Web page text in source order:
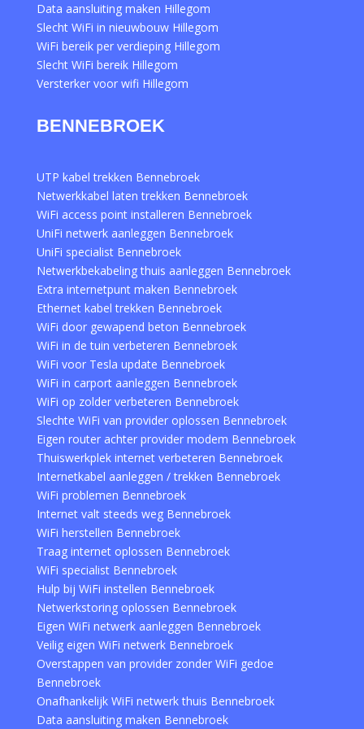
Data aansluiting maken Hillegom
Slecht WiFi in nieuwbouw Hillegom
WiFi bereik per verdieping Hillegom
Slecht WiFi bereik Hillegom
Versterker voor wifi Hillegom
BENNEBROEK
UTP kabel trekken Bennebroek
Netwerkkabel laten trekken Bennebroek
WiFi access point installeren Bennebroek
UniFi netwerk aanleggen Bennebroek
UniFi specialist Bennebroek
Netwerkbekabeling thuis aanleggen Bennebroek
Extra internetpunt maken Bennebroek
Ethernet kabel trekken Bennebroek
WiFi door gewapend beton Bennebroek
WiFi in de tuin verbeteren Bennebroek
WiFi voor Tesla update Bennebroek
WiFi in carport aanleggen Bennebroek
WiFi op zolder verbeteren Bennebroek
Slechte WiFi van provider oplossen Bennebroek
Eigen router achter provider modem Bennebroek
Thuiswerkplek internet verbeteren Bennebroek
Internetkabel aanleggen / trekken Bennebroek
WiFi problemen Bennebroek
Internet valt steeds weg Bennebroek
WiFi herstellen Bennebroek
Traag internet oplossen Bennebroek
WiFi specialist Bennebroek
Hulp bij WiFi instellen Bennebroek
Netwerkstoring oplossen Bennebroek
Eigen WiFi netwerk aanleggen Bennebroek
Veilig eigen WiFi netwerk Bennebroek
Overstappen van provider zonder WiFi gedoe
Bennebroek
Onafhankelijk WiFi netwerk thuis Bennebroek
Data aansluiting maken Bennebroek